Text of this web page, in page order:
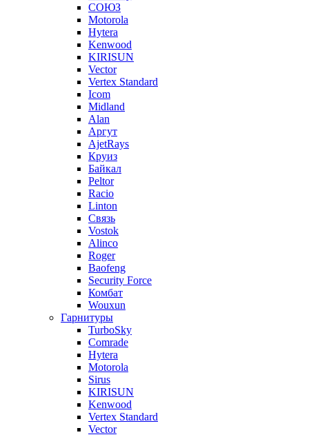
СОЮЗ
Motorola
Hytera
Kenwood
KIRISUN
Vector
Vertex Standard
Icom
Midland
Alan
Аргут
AjetRays
Круиз
Байкал
Peltor
Racio
Linton
Связь
Vostok
Alinco
Roger
Baofeng
Security Force
Комбат
Wouxun
Гарнитуры
TurboSky
Comrade
Hytera
Motorola
Sirus
KIRISUN
Kenwood
Vertex Standard
Vector